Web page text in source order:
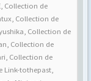
Collection de
Collection de
Collection de
Collection de
Collection de
Link-tothepast